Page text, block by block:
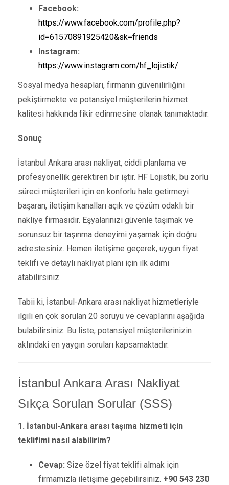
Facebook:
https://www.facebook.com/profile.php?
id=61570891925420&sk=friends
Instagram:
https://www.instagram.com/hf_lojistik/
Sosyal medya hesapları, firmanın güvenilirliğini
pekiştirmekte ve potansiyel müşterilerin hizmet
kalitesi hakkında fikir edinmesine olanak tanımaktadır.
Sonuç
İstanbul Ankara arası nakliyat, ciddi planlama ve
profesyonellik gerektiren bir iştir. HF Lojistik, bu zorlu
süreci müşterileri için en konforlu hale getirmeyi
başaran, iletişim kanalları açık ve çözüm odaklı bir
nakliye firmasıdır. Eşyalarınızı güvenle taşımak ve
sorunsuz bir taşınma deneyimi yaşamak için doğru
adrestesiniz. Hemen iletişime geçerek, uygun fiyat
teklifi ve detaylı nakliyat planı için ilk adımı
atabilirsiniz.
Tabii ki, İstanbul-Ankara arası nakliyat hizmetleriyle
ilgili en çok sorulan 20 soruyu ve cevaplarını aşağıda
bulabilirsiniz. Bu liste, potansiyel müşterilerinizin
aklındaki en yaygın soruları kapsamaktadır.
İstanbul Ankara Arası Nakliyat
Sıkça Sorulan Sorular (SSS)
1. İstanbul-Ankara arası taşıma hizmeti için
teklifimi nasıl alabilirim?
Cevap: Size özel fiyat teklifi almak için
firmamızla iletişime geçebilirsiniz. +90 543 230